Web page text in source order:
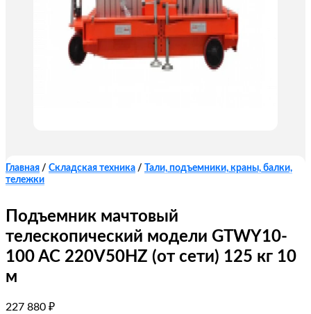
Главная / Складская техника /
Тали, подъемники, краны, балки,
тележки
Подъемник мачтовый
телескопический модели GTWY10-
100 AC 220V50HZ (от сети) 125 кг 10
м
227 880 ₽